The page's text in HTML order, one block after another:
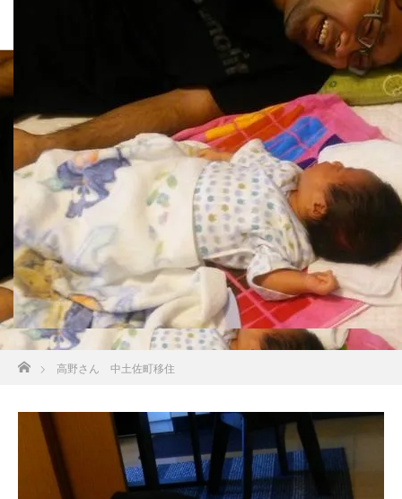
高野さん 中土佐町移住
ホーム
高野さん 中土佐町移住